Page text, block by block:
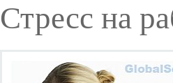
Стресс на